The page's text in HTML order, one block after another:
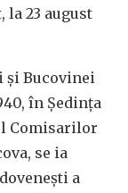
la 23 august
şi Bucovinei
în Şedinţa
Comisarilor
se ia
a